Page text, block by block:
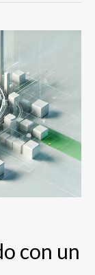
con un